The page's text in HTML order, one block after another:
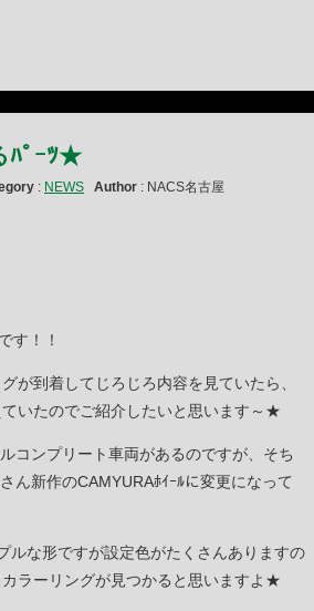
ﾊﾟｰﾂ★
: NEWS Author : NACS名古屋
す！！
が到着してじろじろ内容を見ていたら、
ていたのでご紹介したいと思います～★
コンプリート車両があるのですが、そち
ん新作のCAMYURAﾎｲｰﾙに変更になって
ルな形ですが設定色がたくさんありますの
ラーリングが見つかると思いますよ★